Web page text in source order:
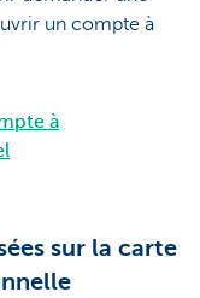
un compte à
à
sur la carte